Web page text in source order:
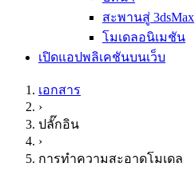
สะพานสู่ 3dsMax
โมเดลอนิเมชัน
เปิดแอปพลิเคชันบนเว็บ
เอกสาร
›
ปลั๊กอิน
›
การทำความสะอาดโมเดล